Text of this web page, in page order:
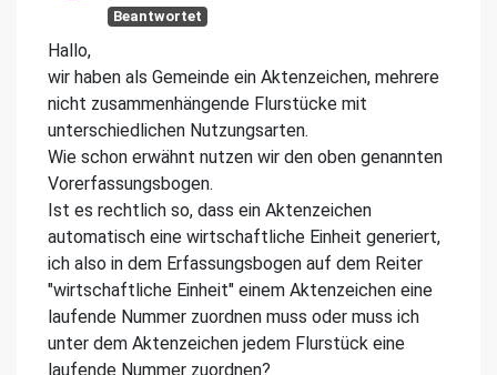
Beantwortet
Hallo,
wir haben als Gemeinde ein Aktenzeichen, mehrere
nicht zusammenhängende Flurstücke mit
unterschiedlichen Nutzungsarten.
Wie schon erwähnt nutzen wir den oben genannten
Vorerfassungsbogen.
Ist es rechtlich so, dass ein Aktenzeichen
automatisch eine wirtschaftliche Einheit generiert,
ich also in dem Erfassungsbogen auf dem Reiter
"wirtschaftliche Einheit" einem Aktenzeichen eine
laufende Nummer zuordnen muss oder muss ich
unter dem Aktenzeichen jedem Flurstück eine
laufende Nummer zuordnen?